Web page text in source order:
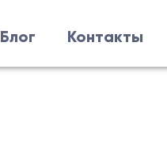
Блог Контакты